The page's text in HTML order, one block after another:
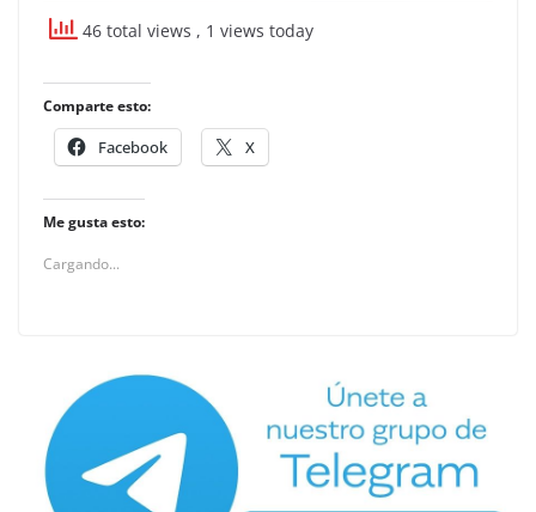
46 total views , 1 views today
Comparte esto:
Facebook X
Me gusta esto:
Cargando...